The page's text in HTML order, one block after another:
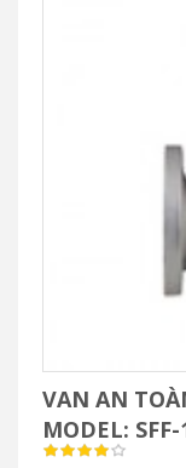
VAN AN
MODEL: